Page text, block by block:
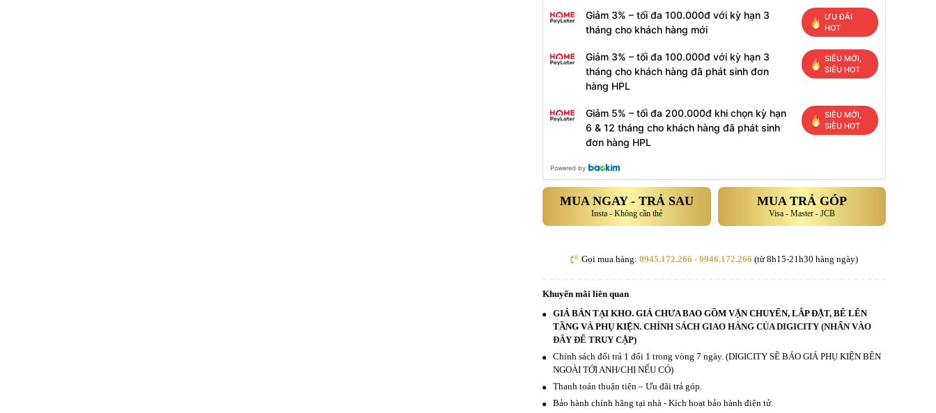
Giảm 3% – tối đa 100.000đ với kỳ hạn 3
tháng cho khách hàng mới
ƯU ĐÃI
HOT
Giảm 3% – tối đa 100.000đ với kỳ hạn 3
tháng cho khách hàng đã phát sinh đơn
hàng HPL
SIÊU MỚI,
SIÊU HOT
Giảm 5% – tối đa 200.000đ khi chọn kỳ hạn
6 & 12 tháng cho khách hàng đã phát sinh
đơn hàng HPL
SIÊU MỚI,
SIÊU HOT
Powered by
MUA NGAY - TRẢ SAU
Insta - Không cần thẻ
MUA TRẢ GÓP
Visa - Master - JCB
Gọi mua hàng: 0945.172.266 - 0946.172.266 (từ 8h15-21h30 hàng ngày)
Khuyến mãi liên quan
GIÁ BÁN TẠI KHO. GIÁ CHƯA BAO GỒM VẬN CHUYỂN, LẮP ĐẶT, BÊ LÊN
TẦNG VÀ PHỤ KIỆN. CHÍNH SÁCH GIAO HÀNG CỦA DIGICITY (NHẤN VÀO
ĐÂY ĐỂ TRUY CẬP)
Chính sách đổi trả 1 đổi 1 trong vòng 7 ngày. (DIGICITY SẼ BÁO GIÁ PHỤ KIỆN BÊN
NGOÀI TỚI ANH/CHỊ NẾU CÓ)
Thanh toán thuận tiện – Ưu đãi trả góp.
Bảo hành chính hãng tại nhà - Kích hoạt bảo hành điện tử.